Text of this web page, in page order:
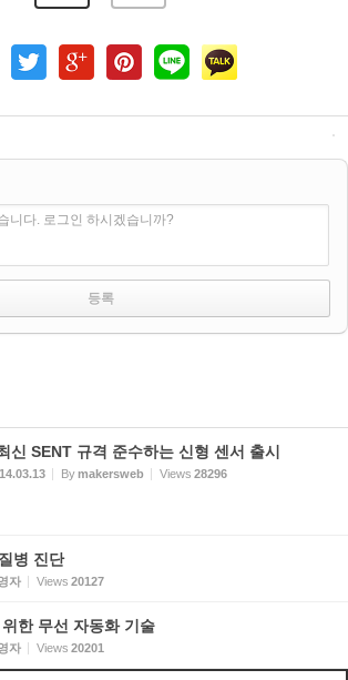
니다. 로그인 하시겠습니까?
신 SENT 규격 준수하는 신형 센서 출시
Bymakersweb Views 28296
병 진단
자 Views 20127
한 무선 자동화 기술
자 Views 20201